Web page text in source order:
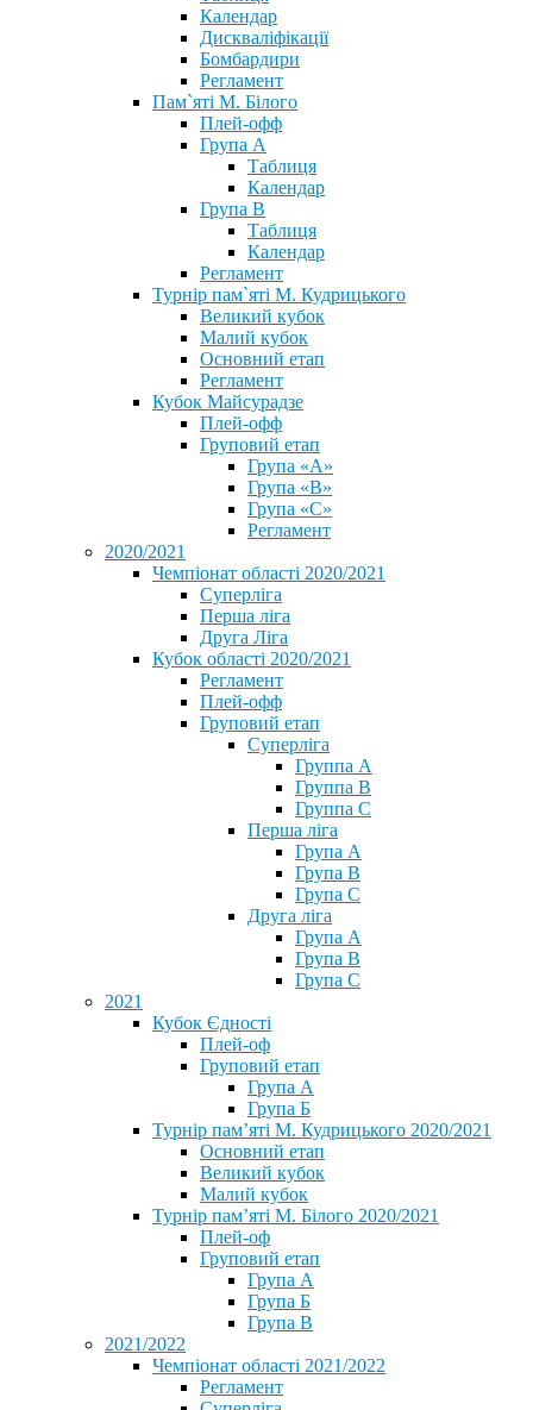
Календар
Дискваліфікації
Бомбардири
Регламент
Пам`яті М. Білого
Плей-офф
Група А
Таблиця
Календар
Група В
Таблиця
Календар
Регламент
Турнір пам`яті М. Кудрицького
Великий кубок
Малий кубок
Основний етап
Регламент
Кубок Майсурадзе
Плей-офф
Груповий етап
Група «А»
Група «B»
Група «C»
Регламент
2020/2021
Чемпіонат області 2020/2021
Суперліга
Перша ліга
Друга Ліга
Кубок області 2020/2021
Регламент
Плей-офф
Груповий етап
Суперліга
Группа A
Группа B
Группа C
Перша ліга
Група A
Група B
Група C
Друга ліга
Група A
Група B
Група C
2021
Кубок Єдності
Плей-оф
Груповий етап
Група А
Група Б
Турнір пам’яті М. Кудрицького 2020/2021
Основний етап
Великий кубок
Малий кубок
Турнір пам’яті М. Білого 2020/2021
Плей-оф
Груповий етап
Група А
Група Б
Група В
2021/2022
Чемпіонат області 2021/2022
Регламент